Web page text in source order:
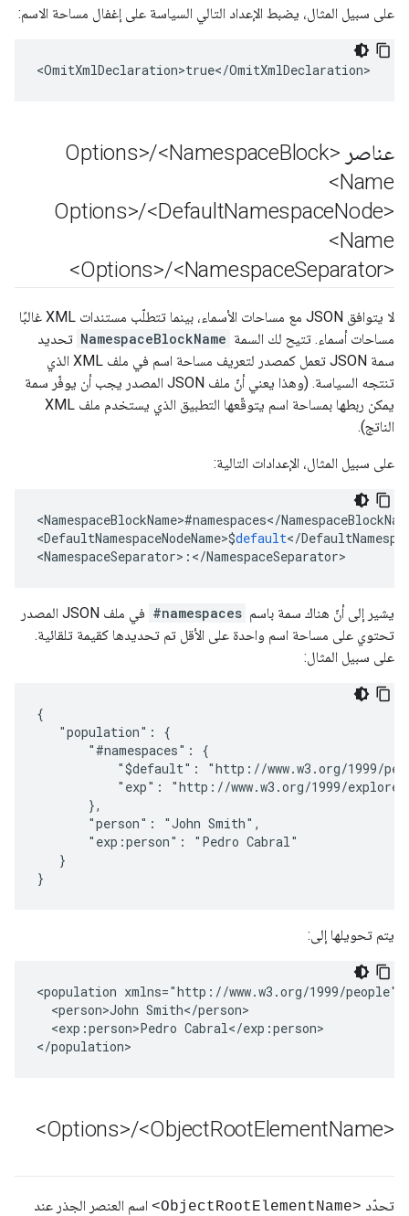
على سبيل المثال، يضبط الإعداد التالي السياسة على إغفال مساحة الاسم:
<OmitXmlDeclaration>true</OmitXmlDeclaration>
عناصر <Options> /<NamespaceBlock
Name>
<Options>
/<DefaultNamespaceNode
Name>
<Options>
/<NamespaceSeparator>
لا يتوافق JSON مع مساحات الأسماء، بينما تتطلّب مستندات XML غالبًا
مساحات أسماء. تتيح لك السمة NamespaceBlockName تحديد
سمة JSON تعمل كمصدر لتعريف مساحة اسم في ملف XML الذي
تنتجه السياسة. (وهذا يعني أنّ ملف JSON المصدر يجب أن يوفّر سمة
يمكن ربطها بمساحة اسم يتوقّعها التطبيق الذي يستخدم ملف XML
الناتج).
على سبيل المثال، الإعدادات التالية:
<NamespaceBlockName>#namespaces</
<DefaultNamespaceNodeName>$default</
<NamespaceSeparator> : </NamespaceSeparator>
يشير إلى أنّ هناك سمة باسم #namespaces
في ملف JSON المصدر
تحتوي على مساحة اسم واحدة على الأقل تم تحديدها كقيمة تلقائية.
على سبيل المثال:
{
   "population": {
       "#namespaces": {
"$default": "http://www.w3.org/1999/
"exp": "http://www.w3.org/1999/
       },
       "person": "John Smith",
       "exp:person": "Pedro Cabral"
   }
}
يتم تحويلها إلى:
<population xmlns="http://www.w3.org/1999/
  <person>John Smith</person>
  <exp:person>Pedro Cabral</exp:person>
</population>
<Options>
/<ObjectRootElementName>
تحدّد <ObjectRootElementName>
اسم العنصر الجذر عند